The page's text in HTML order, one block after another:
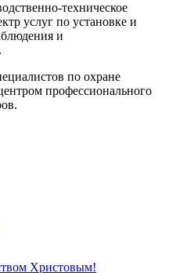
техническое
услуг по установке и
и
по охране
профессионального